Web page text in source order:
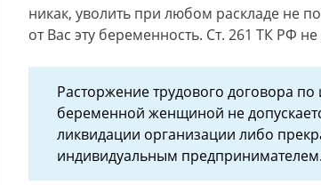
никак, уволить при любом раскладе не
от Вас эту беременность. Ст. 261 ТК РФ не
Расторжение трудового договора по
беременной женщиной не
ликвидации организации либо
индивидуальным предпринимателем.